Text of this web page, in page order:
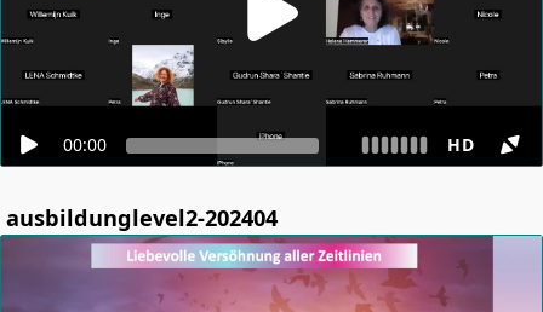
00:00 HD
ausbildunglevel2-202404